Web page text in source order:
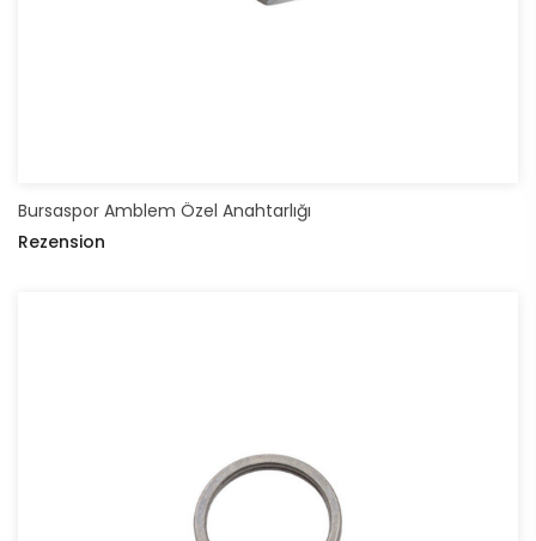
Bursaspor Amblem Özel Anahtarlığı
Rezension